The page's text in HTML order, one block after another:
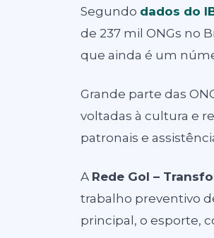
Segundo dados do
de 237 mil ONGs no
que ainda é um
Grande parte das
voltadas à cultura e
patronais e
A Rede Gol –
trabalho preventivo
principal, o esporte,